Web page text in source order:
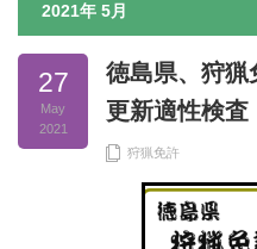
2021年 5月
27
May
2021
徳島県、狩猟
更新適性検査
狩猟免許